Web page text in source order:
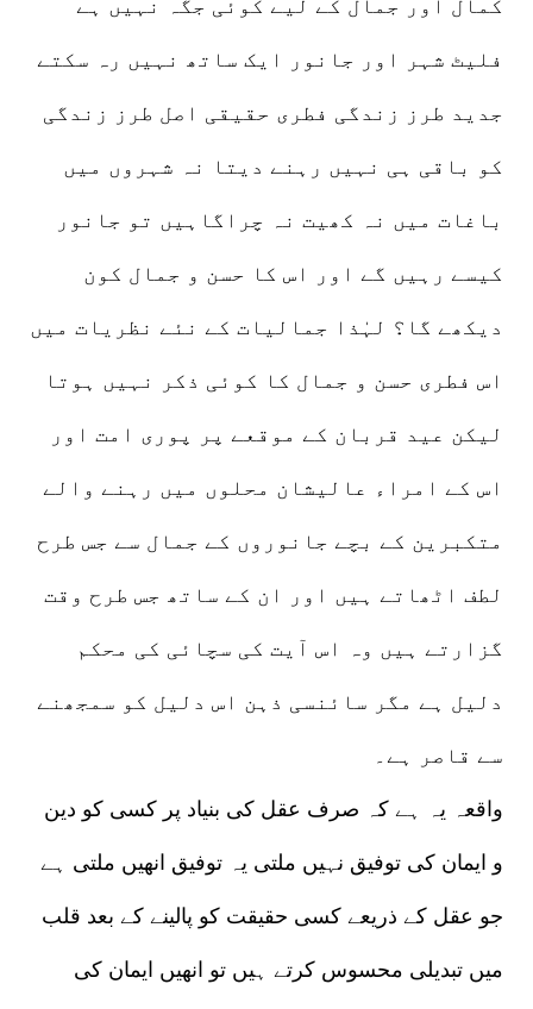
کمال اور جمال کے لیے کوئی جگہ نہیں ہے
فلیٹ شہر اور جانور ایک ساتھ نہیں رہ سکتے
جدید طرز زندگی فطری حقیقی اصل طرز زندگی
کو باقی ہی نہیں رہنے دیتا نہ شہروں میں
باغات میں نہ کھیت نہ چراگاہیں تو جانور
کیسے رہیں گے اور اس کا حسن و جمال کون
دیکھے گا؟ لہٰذا جمالیات کے نئے نظریات میں
اس فطری حسن و جمال کا کوئی ذکر نہیں ہوتا
لیکن عید قربان کے موقعے پر پوری امت اور
اس کے امراء عالیشان محلوں میں رہنے والے
متکبرین کے بچے جانوروں کے جمال سے جس طرح
لطف اٹھاتے ہیں اور ان کے ساتھ جس طرح وقت
گزارتے ہیں وہ اس آیت کی سچائی کی محکم
دلیل ہے مگر سائنسی ذہن اس دلیل کو سمجھنے
سے قاصر ہے۔
واقعہ یہ ہے کہ صرف عقل کی بنیاد پر کسی کو دین
و ایمان کی توفیق نہیں ملتی یہ توفیق انھیں ملتی ہے
جو عقل کے ذریعے کسی حقیقت کو پالینے کے بعد قلب
میں تبدیلی محسوس کرتے ہیں تو انھیں ایمان کی